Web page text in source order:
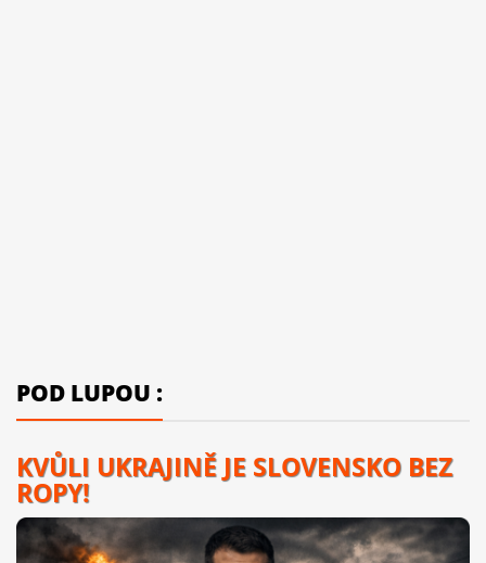
POD LUPOU :
KVŮLI UKRAJINĚ JE SLOVENSKO BEZ
ROPY!